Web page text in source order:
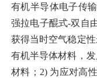
有机半导体电子传
强拉电子醌式-双自
获得当时空气稳定
有机半导体材料，
材料；2) 为应对高